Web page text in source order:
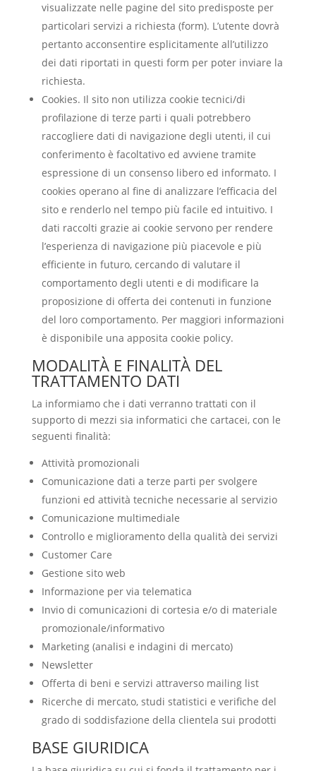
visualizzate nelle pagine del sito predisposte per
particolari servizi a richiesta (form). L’utente dovrà
pertanto acconsentire esplicitamente all’utilizzo
dei dati riportati in questi form per poter inviare la
richiesta.
Cookies. Il sito non utilizza cookie tecnici/di
profilazione di terze parti i quali potrebbero
raccogliere dati di navigazione degli utenti, il cui
conferimento è facoltativo ed avviene tramite
espressione di un consenso libero ed informato. I
cookies operano al fine di analizzare l’efficacia del
sito e renderlo nel tempo più facile ed intuitivo. I
dati raccolti grazie ai cookie servono per rendere
l’esperienza di navigazione più piacevole e più
efficiente in futuro, cercando di valutare il
comportamento degli utenti e di modificare la
proposizione di offerta dei contenuti in funzione
del loro comportamento. Per maggiori informazioni
è disponibile una apposita cookie policy.
MODALITÀ E FINALITÀ DEL
TRATTAMENTO DATI
La informiamo che i dati verranno trattati con il
supporto di mezzi sia informatici che cartacei, con le
seguenti finalità:
Attività promozionali
Comunicazione dati a terze parti per svolgere
funzioni ed attività tecniche necessarie al servizio
Comunicazione multimediale
Controllo e miglioramento della qualità dei servizi
Customer Care
Gestione sito web
Informazione per via telematica
Invio di comunicazioni di cortesia e/o di materiale
promozionale/informativo
Marketing (analisi e indagini di mercato)
Newsletter
Offerta di beni e servizi attraverso mailing list
Ricerche di mercato, studi statistici e verifiche del
grado di soddisfazione della clientela sui prodotti
BASE GIURIDICA